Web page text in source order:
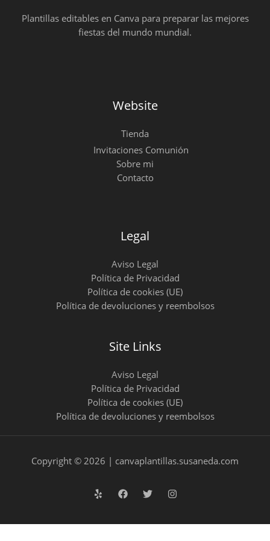
Plantillas editables en Canva para preparar las mejores
fiestas del mundo mundial.
Website
Tienda
Invitaciones Comunión
Sobre mi
Contacto
Legal
Aviso Legal
Política de Privacidad
Política de cookies (UE)
Política de devoluciones y reembolsos
Site Links
Aviso Legal
Política de Privacidad
Política de cookies (UE)
Política de devoluciones y reembolsos
Copyright © 2026 | canvaplantillas.susaneda.com